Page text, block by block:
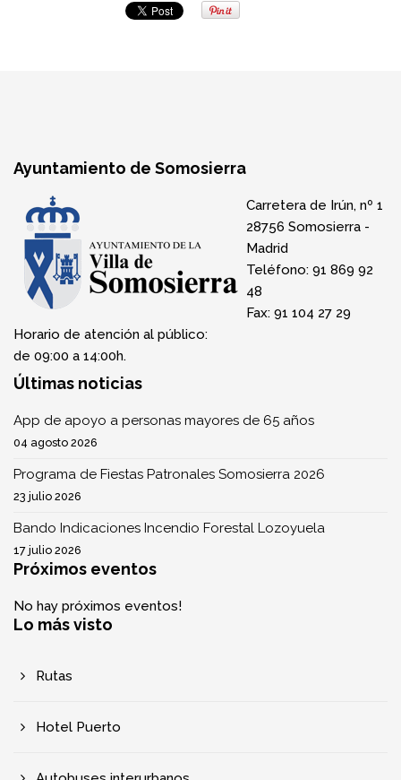
Ayuntamiento de Somosierra
Carretera de Irún, nº 1
28756 Somosierra -
Madrid
Teléfono: 91 869 92
48
Fax: 91 104 27 29
Horario de atención al público:
de 09:00 a 14:00h.
Últimas noticias
App de apoyo a personas mayores de 65 años
04 agosto 2026
Programa de Fiestas Patronales Somosierra 2026
23 julio 2026
Bando Indicaciones Incendio Forestal Lozoyuela
17 julio 2026
Próximos eventos
No hay próximos eventos!
Lo más visto
Rutas
Hotel Puerto